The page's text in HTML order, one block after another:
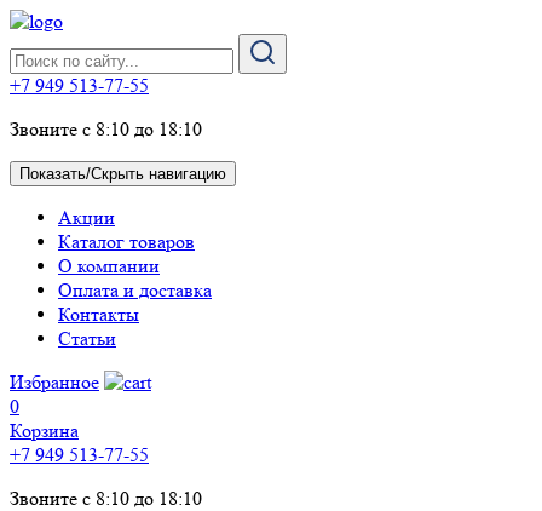
+7 949 513-77-55
Звоните с 8:10 до 18:10
Показать/Скрыть навигацию
Акции
Каталог товаров
О компании
Оплата и доставка
Контакты
Статьи
Избранное
0
Корзина
+7 949 513-77-55
Звоните с 8:10 до 18:10